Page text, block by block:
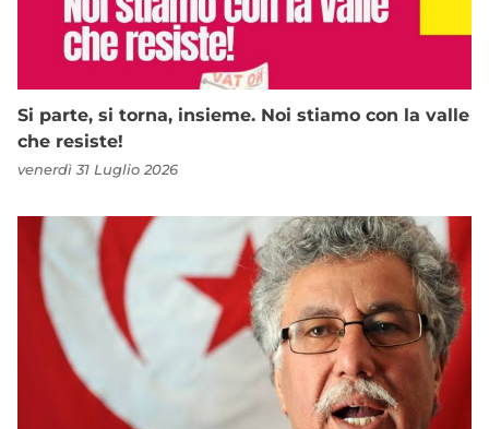
Si parte, si torna, insieme. Noi stiamo con la valle
che resiste!
venerdì 31 Luglio 2026